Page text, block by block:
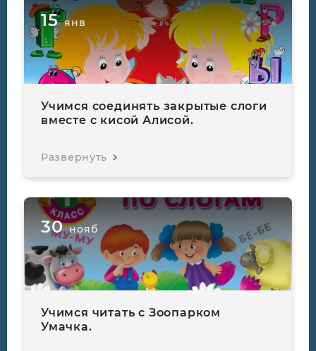
15 янв
Учимся соединять закрытые слоги
вместе с кисой Алисой.
Развернуть
30 нояб
Учимся читать с Зоопарком
Умачка.